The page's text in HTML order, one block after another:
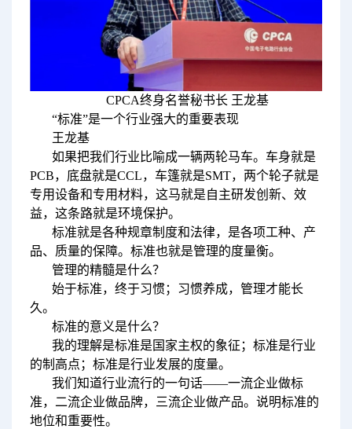
CPCA终身名誉秘书长 王龙基
“标准”是一个行业强大的重要表现
王龙基
如果把我们行业比喻成一辆两轮马车。车身就是
PCB，底盘就是CCL，车篷就是SMT，两个轮子就是
专用设备和专用材料，这马就是自主研发创新、效
益，这条路就是环境保护。
标准就是各种规章制度和法律，是各项工种、产
品、质量的保障。标准也就是管理的度量衡。
管理的精髓是什么？
始于标准，终于习惯；习惯养成，管理才能长
久。
标准的意义是什么？
我的理解是标准是国家主权的象征；标准是行业
的制高点；标准是行业发展的度量。
我们知道行业流行的一句话——一流企业做标
准，二流企业做品牌，三流企业做产品。说明标准的
地位和重要性。